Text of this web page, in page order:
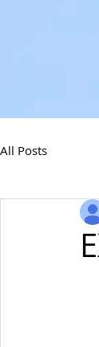
All Posts